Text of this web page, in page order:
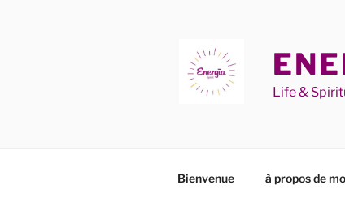
Life &
Bienvenue à propos de